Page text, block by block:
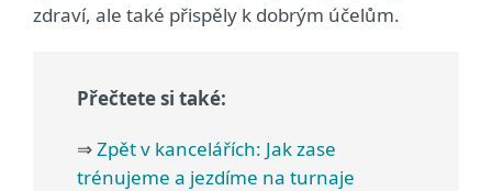
zdraví, ale také přispěly k dobrým účelům.
Přečtete si také:
⇒Zpět v kancelářích: Jak zase
trénujeme a jezdíme na turnaje